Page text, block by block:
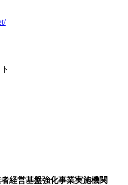
経営基盤強化事業実施機関